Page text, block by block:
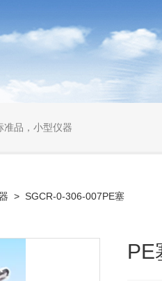
准品，小型仪器
> SGCR-0-306-007PE塞
PE